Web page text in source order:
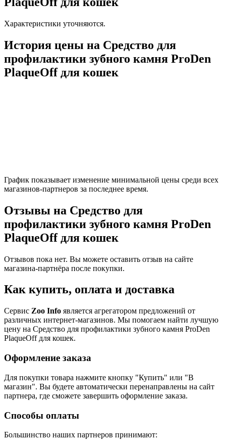
Характеристики уточняются.
История цены на Средство для
профилактики зубного камня ProDen
PlaqueOff для кошек
График показывает изменение минимальной цены среди всех
магазинов-партнеров за последнее время.
Отзывы на Средство для
профилактики зубного камня ProDen
PlaqueOff для кошек
Отзывов пока нет. Вы можете оставить отзыв на сайте
магазина-партнёра после покупки.
Как купить, оплата и доставка
Сервис Zoo Info является агрегатором предложений от
различных интернет-магазинов. Мы помогаем найти лучшую
цену на Средство для профилактики зубного камня ProDen
PlaqueOff для кошек.
Оформление заказа
Для покупки товара нажмите кнопку "Купить" или "В
магазин". Вы будете автоматически перенаправлены на сайт
партнера, где сможете завершить оформление заказа.
Способы оплаты
Большинство наших партнеров принимают: